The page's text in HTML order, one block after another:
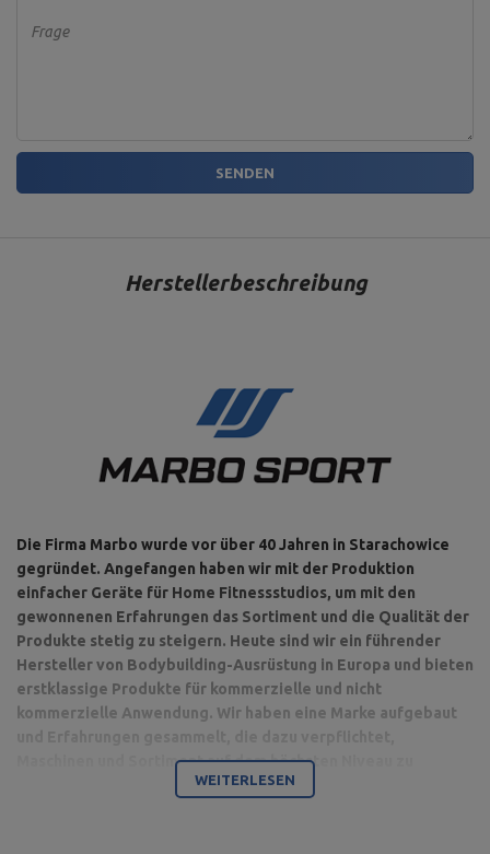
Frage
SENDEN
Herstellerbeschreibung
Die Firma Marbo wurde vor über 40 Jahren in Starachowice
gegründet. Angefangen haben wir mit der Produktion
einfacher Geräte für Home Fitnessstudios, um mit den
gewonnenen Erfahrungen das Sortiment und die Qualität der
Produkte stetig zu steigern. Heute sind wir ein führender
Hersteller von Bodybuilding-Ausrüstung in Europa und bieten
erstklassige Produkte für kommerzielle und nicht
kommerzielle Anwendung. Wir haben eine Marke aufgebaut
Maschinen und Sortiment auf dem höchsten Niveau zu
WEITERLESEN